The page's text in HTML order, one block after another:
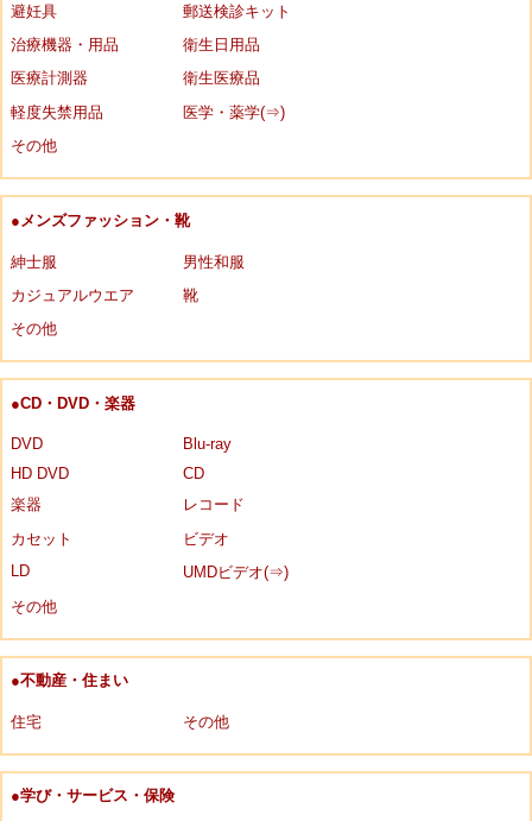
避妊具
郵送検診キット
治療機器・用品
衛生日用品
医療計測器
衛生医療品
軽度失禁用品
医学・薬学(⇒)
その他
●メンズファッション・靴
紳士服
男性和服
カジュアルウエア
靴
その他
●CD・DVD・楽器
DVD
Blu-ray
HD DVD
CD
楽器
レコード
カセット
ビデオ
LD
UMDビデオ(⇒)
その他
●不動産・住まい
住宅 その他
●学び・サービス・保険